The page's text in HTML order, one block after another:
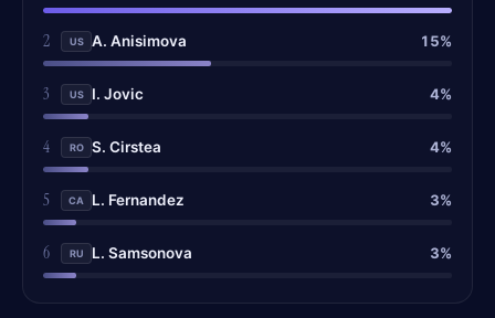
2 US A. Anisimova 15%
3 US I. Jovic 4%
4 RO S. Cirstea 4%
5 CA L. Fernandez 3%
6 RU L. Samsonova 3%